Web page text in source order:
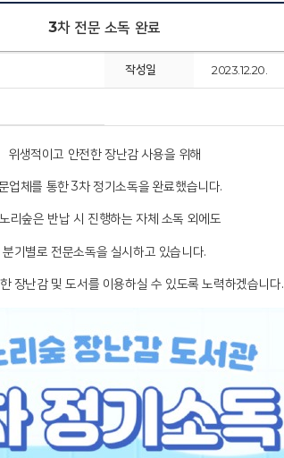
3차 전문 소독 완료
작성일 2023.12.20.
위생적이고 안전한 장난감 사용을 위해
업체를 통한 3차 정기소독을 완료했습니다.
리숲은 반납 시 진행하는 자체 소독 외에도
분기별로 전문소독을 실시하고 있습니다.
장난감 및 도서를 이용하실 수 있도록 노력하겠습니다.